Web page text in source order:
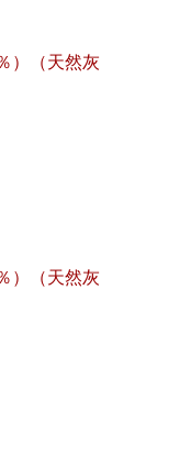
）（天然灰
）（天然灰